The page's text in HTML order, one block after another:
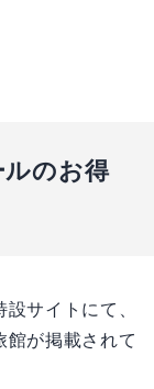
のお得
設サイトにて、
館が掲載されて